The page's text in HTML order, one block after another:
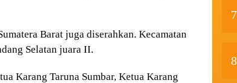
Barat juga diserahkan. Kecamatan
Selatan juara II.
Karang Taruna Sumbar, Ketua Karang
7
8